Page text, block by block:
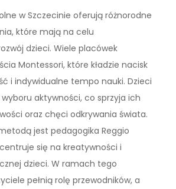
w Szczecinie oferują różnorodne
które mają na celu
dzieci. Wiele placówek
Montessori, które kładzie nacisk
i indywidualne tempo nauki. Dzieci
aktywności, co sprzyja ich
oraz chęci odkrywania świata.
jest pedagogika Reggio
się na kreatywności i
dzieci. W ramach tego
pełnią rolę przewodników, a